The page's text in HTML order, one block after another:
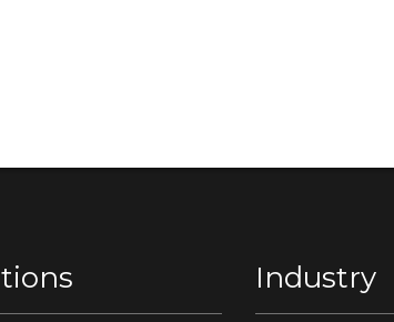
Industry